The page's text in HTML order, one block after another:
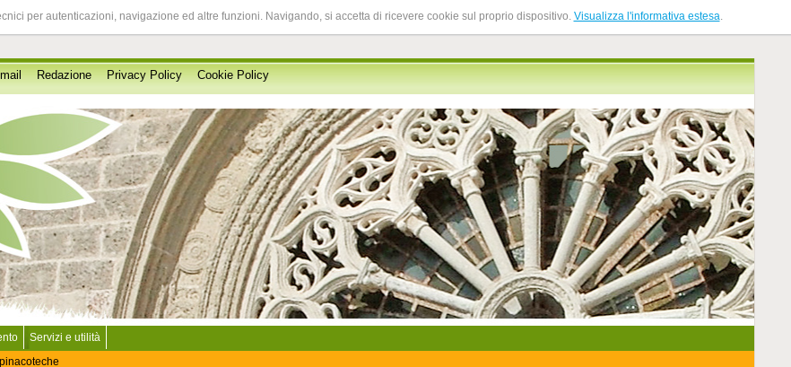
per autenticazioni, navigazione ed altre funzioni. Navigando, si accetta di ricevere cookie sul proprio dispositivo. Visualizza l'informativa estesa.
Redazione Privacy Policy Cookie Policy
Servizi e utilità